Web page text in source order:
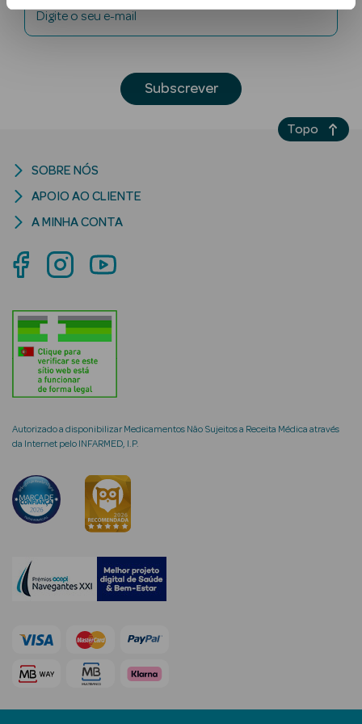
Solares
Lábios
Solares Bebé e
Criança
Rosto e
Ver Tudo
Cosmética
Hidratantes
envelhecimento
Digite o seu e-mail
Subscrever
Autorizado a disponibilizar Medicamentos Não Sujeitos a Receita Médica através
da Internet pelo INFARMED, I.P.
SOBRE NÓS
APOIO AO CLIENTE
A MINHA CONTA
Topo